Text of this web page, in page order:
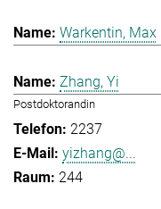
Warkentin, Max
Zhang, Yi
Postdoktorandin
2237
yizhang@...
244